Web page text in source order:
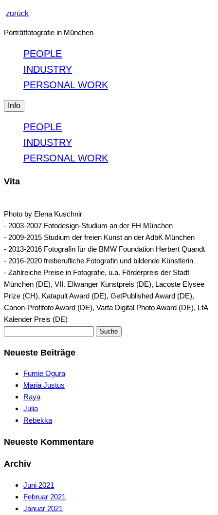
zurück
Porträtfotografie in München
PEOPLE
INDUSTRY
PERSONAL WORK
Info
PEOPLE
INDUSTRY
PERSONAL WORK
Vita
Photo by Elena Kuschnir
- 2003-2007 Fotodesign-Studium an der FH München
- 2009-2015 Studium der freien Kunst an der AdbK München
- 2013-2016 Fotografin für die BMW Foundation Herbert Quandt
- 2016-2020 freiberufliche Fotografin und bildende Künstlerin
- Zahlreiche Preise in Fotografie, u.a. Förderpreis der Stadt
München (DE), VII. Ellwanger Kunstpreis (DE), Lacoste Elysee
Prize (CH), Katapult Award (DE), GetPublished Award (DE),
Canon-Profifoto Award (DE), Varta Digital Photo Award (DE), LfA
Kalender Preis (DE)
Neueste Beiträge
Fumie Ogura
Maria Justus
Raya
Julia
Rebekka
Neueste Kommentare
Archiv
Juni 2021
Februar 2021
Januar 2021